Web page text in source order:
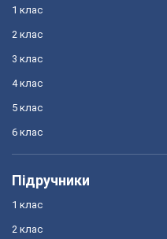
1 клас
2 клас
3 клас
4 клас
5 клас
6 клас
Підручники
1 клас
2 клас